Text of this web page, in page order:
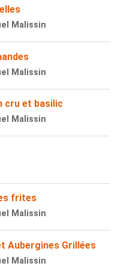
Malissin
Malissin
cru et basilic
Malissin
frites
Malissin
Aubergines Grillées
Malissin